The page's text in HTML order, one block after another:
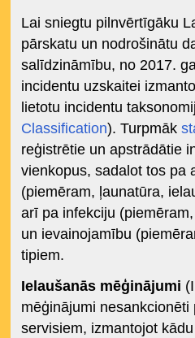
Lai sniegtu pilnvērtīgāku
pārskatu un nodrošinātu
salīdzināmību, no 2017.
incidentu uzskaitei
lietotu incidentu
Classification). Turpmāk
reģistrētie un apstrādātie
vienkopus, sadalot tos pa
(piemēram, ļaunatūra,
arī pa infekciju
un ievainojamību
tipiem.
Ielaušanās mēģinājumi
mēģinājumi
servisiem, izmantojot